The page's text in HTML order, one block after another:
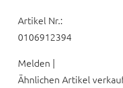
Artikel Nr.:
0106912394
Melden |
Ähnlichen Artikel